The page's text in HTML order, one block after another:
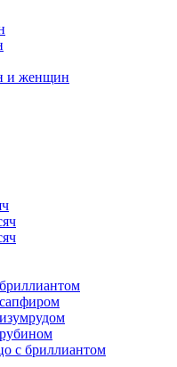
и женщин
с бриллиантом